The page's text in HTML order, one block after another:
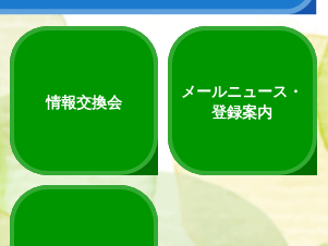
情報交換会
メールニュース・
登録案内